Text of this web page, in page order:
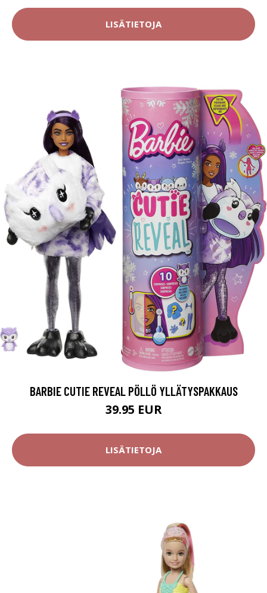
LISÄTIETOJA
BARBIE CUTIE REVEAL PÖLLÖ YLLÄTYSPAKKAUS
39.95 EUR
LISÄTIETOJA